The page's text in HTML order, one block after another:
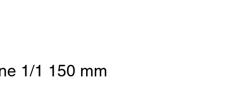
1/1 150 mm